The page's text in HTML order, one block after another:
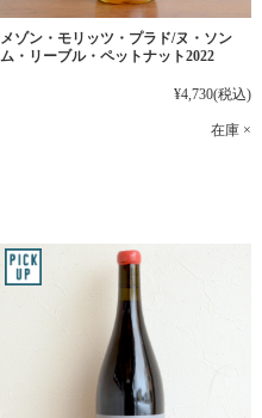
メゾン・モリッツ・プラド/ヌ・ソン
ム・リーブル・ペットナット2022
¥4,730(税込)
在庫 ×